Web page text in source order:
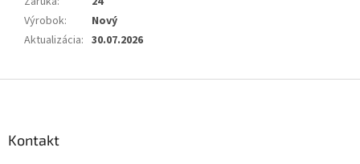
Výrobok:
Nový
Aktualizácia: 30.07.2026
Kontakt